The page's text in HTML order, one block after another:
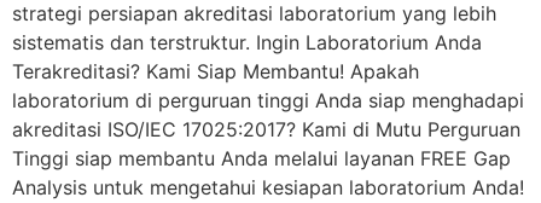
strategi persiapan akreditasi laboratorium yang lebih
sistematis dan terstruktur. Ingin Laboratorium Anda
Terakreditasi? Kami Siap Membantu! Apakah
laboratorium di perguruan tinggi Anda siap menghadapi
akreditasi ISO/IEC 17025:2017? Kami di Mutu Perguruan
Tinggi siap membantu Anda melalui layanan FREE Gap
Analysis untuk mengetahui kesiapan laboratorium Anda!